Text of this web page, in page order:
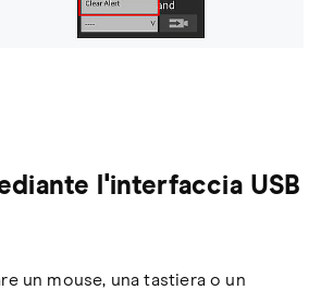
l'interfaccia USB
un mouse, una tastiera o un